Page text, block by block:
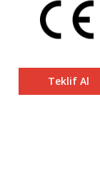
Teklif Al